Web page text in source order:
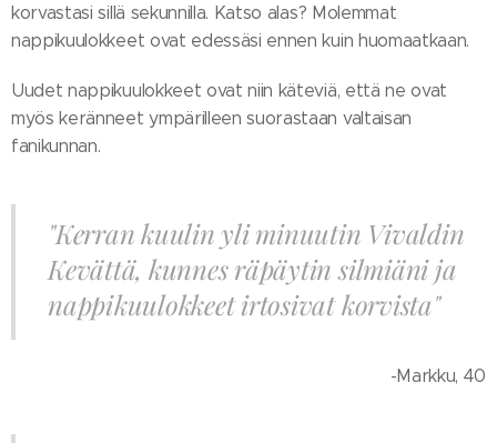
korvastasi sillä sekunnilla. Katso alas? Molemmat
nappikuulokkeet ovat edessäsi ennen kuin huomaatkaan.
Uudet nappikuulokkeet ovat niin käteviä, että ne ovat
myös keränneet ympärilleen suorastaan valtaisan
fanikunnan.
"Kerran kuulin yli minuutin Vivaldin
Kevättä, kunnes räpäytin silmiäni ja
nappikuulokkeet irtosivat korvista"
-Markku, 40